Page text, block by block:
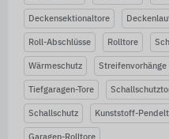
Deckensektionaltore
Roll-Abschlüsse Rolltore
Wärmeschutz Streifenvorhänge
Tiefgaragen-Tore
Schallschutz Kunststoff-
Garagen-Rolltore